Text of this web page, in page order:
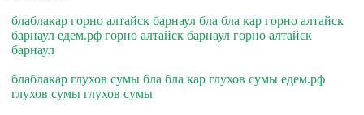
блаблакар горно алтайск барнаул бла бла кар горно алтайск
барнаул едем.рф горно алтайск барнаул горно алтайск
барнаул
блаблакар глухов сумы бла бла кар глухов сумы едем.рф
глухов сумы глухов сумы